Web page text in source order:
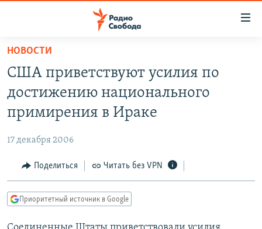
упрощенного
доступа
основному
Вернутся
Вернутся
ПОДКАСТЫ
МНЕНИЯ
КУЛЬТУРА
КАВКАЗ.РЕАЛИИ
НОВОСТИ
США приветствуют усилия по
достижению национального
примирения в Ираке
17 декабря 2006
Поделиться Читать без VPN
Приоритетный источник в Google